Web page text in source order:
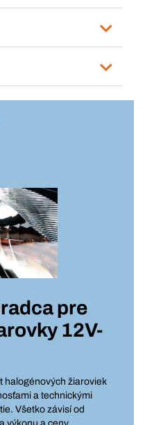
pre
12V-
halogénových žiaroviek
a technickými
Všetko závisí od